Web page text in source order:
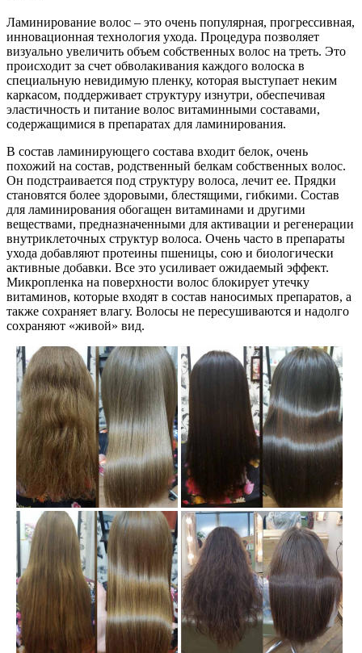
Ламинирование волос – это очень популярная, прогрессивная,
инновационная технология ухода. Процедура позволяет
визуально увеличить объем собственных волос на треть. Это
происходит за счет обволакивания каждого волоска в
специальную невидимую пленку, которая выступает неким
каркасом, поддерживает структуру изнутри, обеспечивая
эластичность и питание волос витаминными составами,
содержащимися в препаратах для ламинирования.
В состав ламинирующего состава входит белок, очень
похожий на состав, родственный белкам собственных волос.
Он подстраивается под структуру волоса, лечит ее. Прядки
становятся более здоровыми, блестящими, гибкими. Состав
для ламинирования обогащен витаминами и другими
веществами, предназначенными для активации и регенерации
внутриклеточных структур волоса. Очень часто в препараты
ухода добавляют протеины пшеницы, сою и биологически
активные добавки. Все это усиливает ожидаемый эффект.
Микропленка на поверхности волос блокирует утечку
витаминов, которые входят в состав наносимых препаратов, а
также сохраняет влагу. Волосы не пересушиваются и надолго
сохраняют «живой» вид.